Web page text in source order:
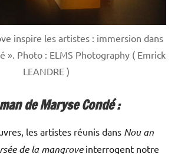
inspire les artistes : immersion dans
». Photo : ELMS Photography ( Emrick
LEANDRE )
de Maryse Condé :
les artistes réunis dans Nou an
de la mangroveinterrogent notre